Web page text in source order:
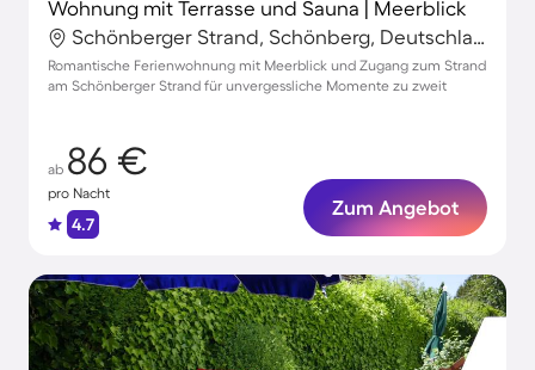
Wohnung mit Terrasse und Sauna | Meerblick
Schönberger Strand, Schönberg, Deutschland
Romantische Ferienwohnung mit Meerblick und Zugang zum Strand
am Schönberger Strand für unvergessliche Momente zu zweit
ab 86 €
pro Nacht
4.7
Zum Angebot